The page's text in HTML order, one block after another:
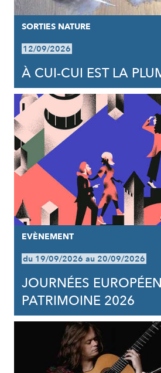
SORTIES NATURE
12/09/2026
À CUI-CUI EST LA
EVÈNEMENT
du 19/09/2026 au 20/09/2026
JOURNÉES
PATRIMOINE 2026